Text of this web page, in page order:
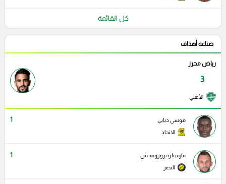
كل القائمة
صناعة أهداف
رياض محرز
3
الأهلي
موسى ديابي 1
الاتحاد
مارسيلو بروزوفيتش 1
النصر